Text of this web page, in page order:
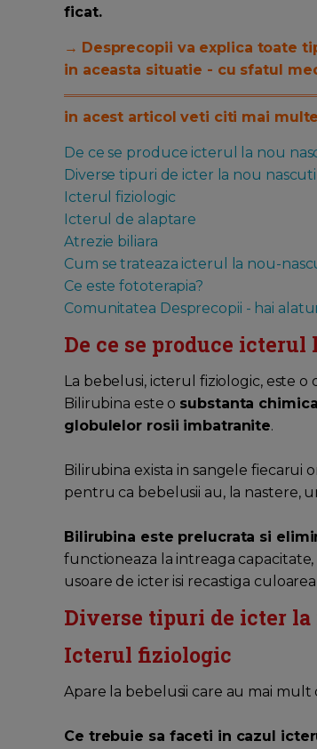
ficat.
→ Desprecopii va explica toate
in aceasta situatie - cu sfatul
in acest articol veti citi mai
De ce se produce icterul la nou
Diverse tipuri de icter la nou nascuti
Icterul fiziologic
Icterul de alaptare
Atrezie biliara
Cum se trateaza icterul la nou-
Ce este fototerapia?
Comunitatea Desprecopii - hai
De ce se produce
La bebelusi, icterul fiziologic, este
Bilirubina este o substanta
globulelor rosii imbatranite.
Bilirubina exista in sangele fiecarui
pentru ca bebelusii au, la nastere,
Bilirubina este prelucrata si
functioneaza la intreaga
usoare de icter isi recastiga
Diverse tipuri de icter
Icterul fiziologic
Apare la bebelusii care au mai mult
Ce trebuie sa faceti in cazul